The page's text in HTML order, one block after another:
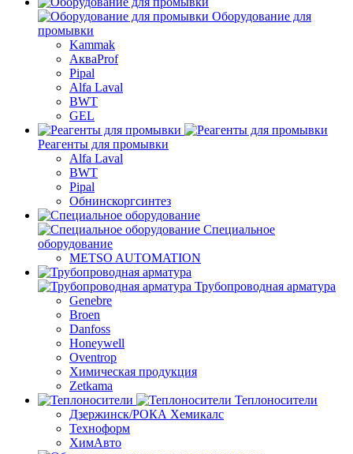
Оборудование для
промывки
Kammak
АкваProf
Pipal
Alfa Laval
BWT
GEL
Реагенты для промывки
Alfa Laval
BWT
Pipal
Обнинскоргсинтез
Специальное
оборудование
METSO AUTOMATION
Трубопроводная арматура
Genebre
Broen
Danfoss
Honeywell
Oventrop
Химическая продукция
Zetkama
Теплоносители
Дзержинск/РОКА Хемикалс
Техноформ
ХимАвто